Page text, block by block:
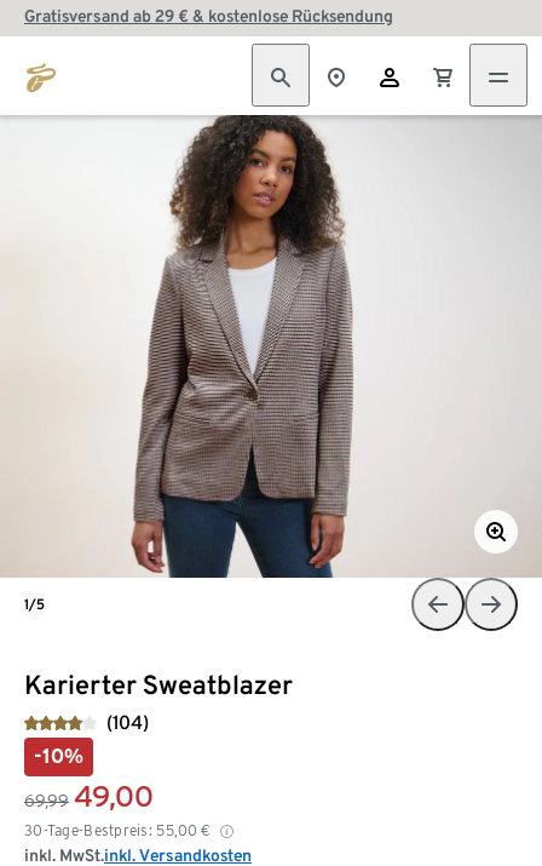
Gratisversand ab 29 € & kostenlose Rücksendung
Karierter Sweatblazer
(104)
-10%
69,99 49,00
30-Tage-Bestpreis: 55,00 €
inkl. MwSt.inkl. Versandkosten
1/5